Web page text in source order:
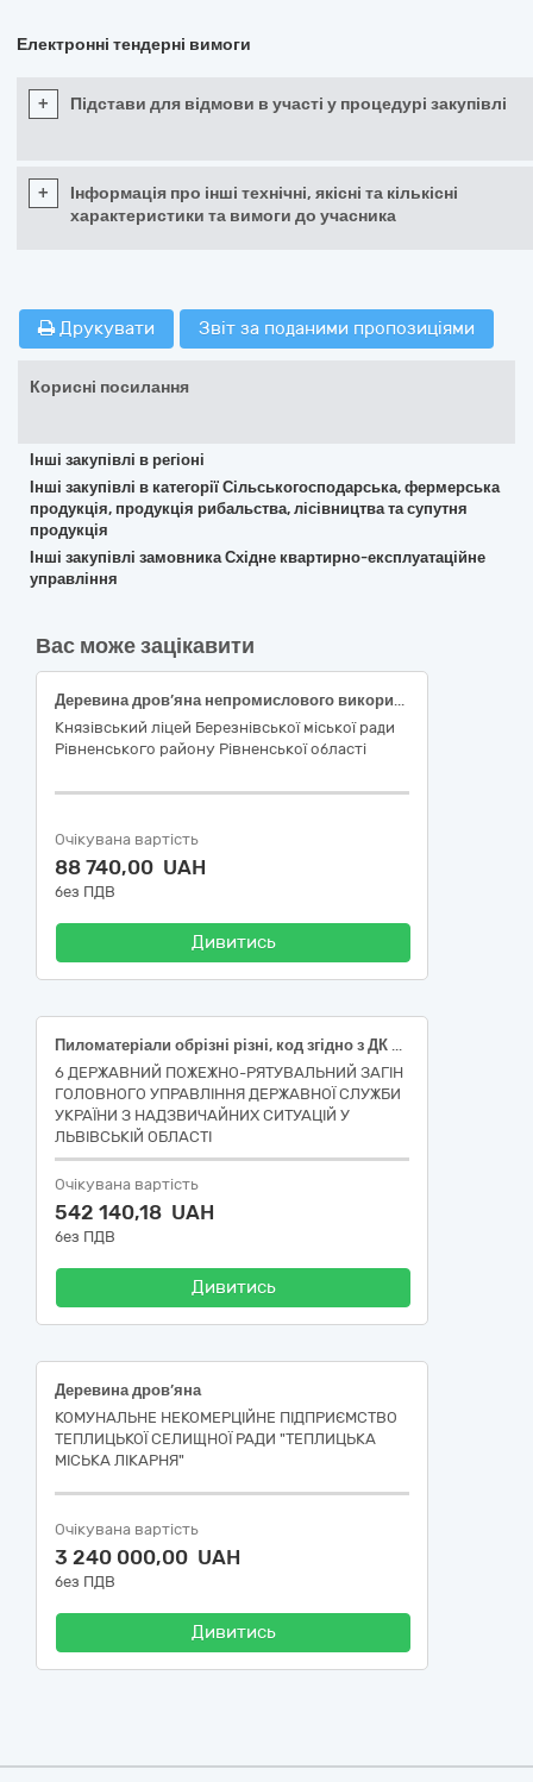
Електронні тендерні вимоги
+ Підстави для відмови в участі у процедурі закупівлі
+
Інформація про інші технічні, якісні та кількісні
характеристики та вимоги до учасника
Друкувати Звіт за поданими пропозиціями
Корисні посилання
Інші закупівлі в регіоні
Інші закупівлі в категорії Сільськогосподарська, фермерська
продукція, продукція рибальства, лісівництва та супутня
продукція
Інші закупівлі замовника Східне квартирно-експлуатаційне
управління
Вас може зацікавити
Деревина дров’яна непромислового використання (2 група: сосна, вільха )
Князівський ліцей Березнівської міської ради
Рівненського району Рівненської області
Очікувана вартість
88 740,00 UAH
без ПДВ
Дивитись
Пиломатеріали обрізні різні, код згідно з ДК 021-2015 – 03410000-7 Деревина
6 ДЕРЖАВНИЙ ПОЖЕЖНО-РЯТУВАЛЬНИЙ ЗАГІН
ГОЛОВНОГО УПРАВЛІННЯ ДЕРЖАВНОЇ СЛУЖБИ
УКРАЇНИ З НАДЗВИЧАЙНИХ СИТУАЦІЙ У
ЛЬВІВСЬКІЙ ОБЛАСТІ
Очікувана вартість
542 140,18 UAH
без ПДВ
Дивитись
Деревина дров’яна
КОМУНАЛЬНЕ НЕКОМЕРЦІЙНЕ ПІДПРИЄМСТВО
ТЕПЛИЦЬКОЇ СЕЛИЩНОЇ РАДИ "ТЕПЛИЦЬКА
МІСЬКА ЛІКАРНЯ"
Очікувана вартість
3 240 000,00 UAH
без ПДВ
Дивитись